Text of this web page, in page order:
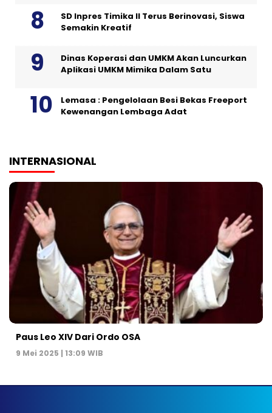
SD Inpres Timika II Terus Berinovasi, Siswa
Semakin Kreatif
Dinas Koperasi dan UMKM Akan Luncurkan
Aplikasi UMKM Mimika Dalam Satu
Lemasa : Pengelolaan Besi Bekas Freeport
Kewenangan Lembaga Adat
INTERNASIONAL
Paus Leo XIV Dari Ordo OSA
9 Mei 2025 | 13:09 WIB